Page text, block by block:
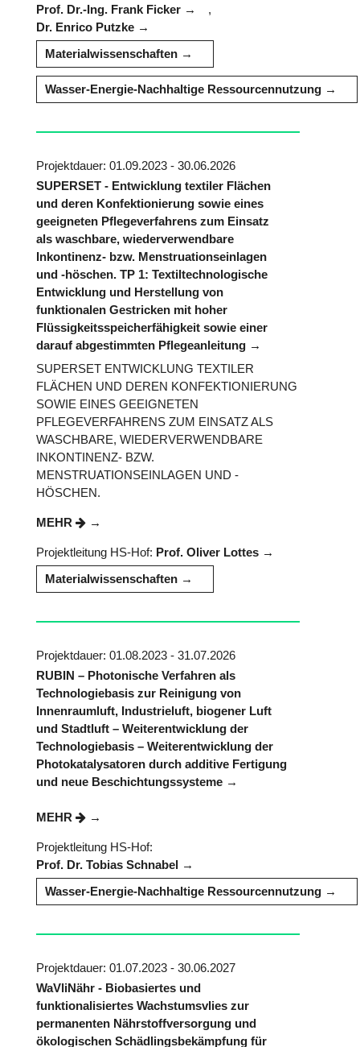
Prof. Dr.-Ing. Frank Ficker
,
Dr. Enrico Putzke
Materialwissenschaften
Wasser-Energie-Nachhaltige Ressourcennutzung
Projektdauer: 01.09.2023 - 30.06.2026
SUPERSET - Entwicklung textiler Flächen
und deren Konfektionierung sowie eines
geeigneten Pflegeverfahrens zum Einsatz
als waschbare, wiederverwendbare
Inkontinenz- bzw. Menstruationseinlagen
und -höschen. TP 1: Textiltechnologische
Entwicklung und Herstellung von
funktionalen Gestricken mit hoher
Flüssigkeitsspeicherfähigkeit sowie einer
darauf abgestimmten Pflegeanleitung
SUPERSET ENTWICKLUNG TEXTILER
FLÄCHEN UND DEREN KONFEKTIONIERUNG
SOWIE EINES GEEIGNETEN
PFLEGEVERFAHRENS ZUM EINSATZ ALS
WASCHBARE, WIEDERVERWENDBARE
INKONTINENZ- BZW.
MENSTRUATIONSEINLAGEN UND -
HÖSCHEN.
MEHR
Projektleitung HS-Hof: Prof. Oliver Lottes
Materialwissenschaften
Projektdauer: 01.08.2023 - 31.07.2026
RUBIN – Photonische Verfahren als
Technologiebasis zur Reinigung von
Innenraumluft, Industrieluft, biogener Luft
und Stadtluft – Weiterentwicklung der
Technologiebasis – Weiterentwicklung der
Photokatalysatoren durch additive Fertigung
und neue Beschichtungssysteme
MEHR
Projektleitung HS-Hof:
Prof. Dr. Tobias Schnabel
Wasser-Energie-Nachhaltige Ressourcennutzung
Projektdauer: 01.07.2023 - 30.06.2027
WaVliNähr - Biobasiertes und
funktionalisiertes Wachstumsvlies zur
permanenten Nährstoffversorgung und
ökologischen Schädlingsbekämpfung für